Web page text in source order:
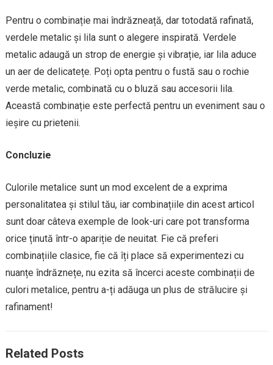
Pentru o combinație mai îndrăzneață, dar totodată rafinată,
verdele metalic și lila sunt o alegere inspirată. Verdele
metalic adaugă un strop de energie și vibrație, iar lila aduce
un aer de delicatețe. Poți opta pentru o fustă sau o rochie
verde metalic, combinată cu o bluză sau accesorii lila.
Această combinație este perfectă pentru un eveniment sau o
ieșire cu prietenii.
Concluzie
Culorile metalice sunt un mod excelent de a exprima
personalitatea și stilul tău, iar combinațiile din acest articol
sunt doar câteva exemple de look-uri care pot transforma
orice ținută într-o apariție de neuitat. Fie că preferi
combinațiile clasice, fie că îți place să experimentezi cu
nuanțe îndrăznețe, nu ezita să încerci aceste combinații de
culori metalice, pentru a-ți adăuga un plus de strălucire și
rafinament!
Related Posts